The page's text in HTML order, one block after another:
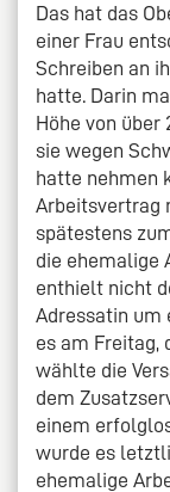
Das hat das
einer Frau
Schreiben an
hatte. Darin
Höhe von über
sie wegen
hatte nehmen
Arbeitsvertrag
spätestens
die ehemalige
enthielt nicht
Adressatin um
es am Freitag,
wählte die
dem
einem
wurde es
ehemalige